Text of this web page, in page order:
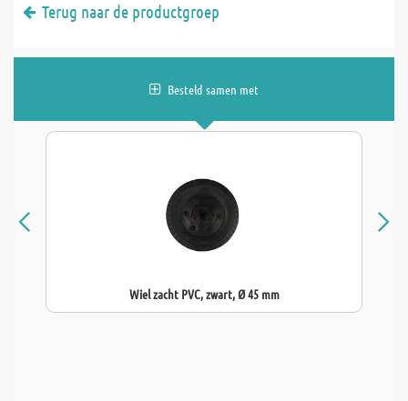
Terug naar de productgroep
Besteld samen met
Wiel zacht PVC, zwart, Ø 45 mm